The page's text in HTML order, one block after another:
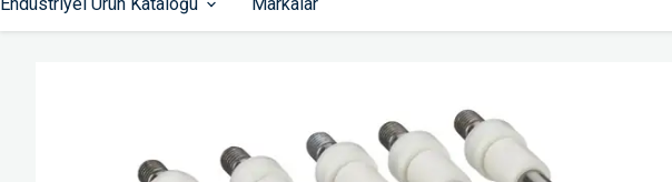
Kaçak Akım Koruma Röleleri
PLC-ler
HMI Ekranlar